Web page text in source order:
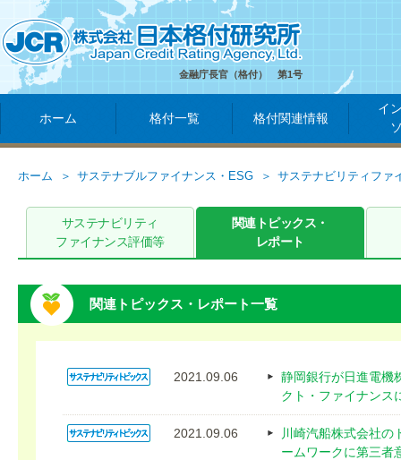
金融庁長官（格付） 第1号
ホーム 格付一覧 格付関連情報
イ
ホーム サステナブルファイナンス・ESG サステナビリティファ
サステナビリティ
ファイナンス評価等
関連トピックス・
レポート
関連トピックス・レポート一覧
2021.09.06
静岡銀行が日進電機
クト・ファイナンス
2021.09.06
川崎汽船株式会社の
ームワークに第三者